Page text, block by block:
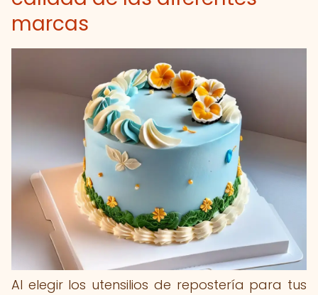
marcas
Al elegir los utensilios de repostería para tus